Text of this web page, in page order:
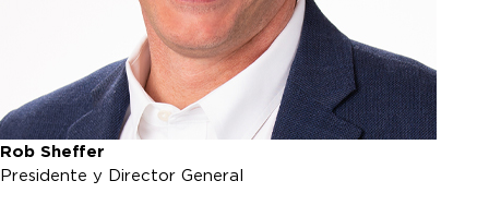
Rob Sheffer
Presidente y Director General